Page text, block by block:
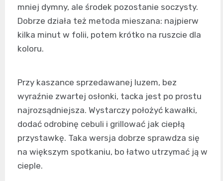
mniej dymny, ale środek pozostanie soczysty.
Dobrze działa też metoda mieszana: najpierw
kilka minut w folii, potem krótko na ruszcie dla
koloru.
Przy kaszance sprzedawanej luzem, bez
wyraźnie zwartej osłonki, tacka jest po prostu
najrozsądniejsza. Wystarczy położyć kawałki,
dodać odrobinę cebuli i grillować jak ciepłą
przystawkę. Taka wersja dobrze sprawdza się
na większym spotkaniu, bo łatwo utrzymać ją w
cieple.